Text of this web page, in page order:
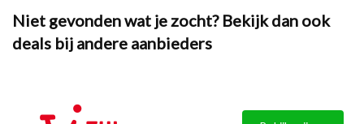
Niet gevonden wat je zocht? Bekijk dan ook
deals bij andere aanbieders